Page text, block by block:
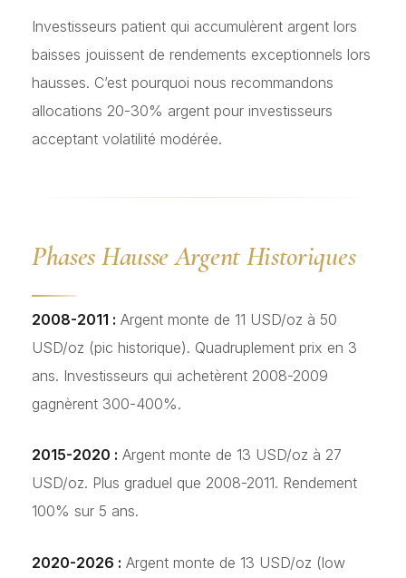
Investisseurs patient qui accumulèrent argent lors
baisses jouissent de rendements exceptionnels lors
hausses. C’est pourquoi nous recommandons
allocations 20-30% argent pour investisseurs
acceptant volatilité modérée.
Phases Hausse Argent Historiques
2008-2011 : Argent monte de 11 USD/oz à 50
USD/oz (pic historique). Quadruplement prix en 3
ans. Investisseurs qui achetèrent 2008-2009
gagnèrent 300-400%.
2015-2020 : Argent monte de 13 USD/oz à 27
USD/oz. Plus graduel que 2008-2011. Rendement
100% sur 5 ans.
2020-2026 : Argent monte de 13 USD/oz (low